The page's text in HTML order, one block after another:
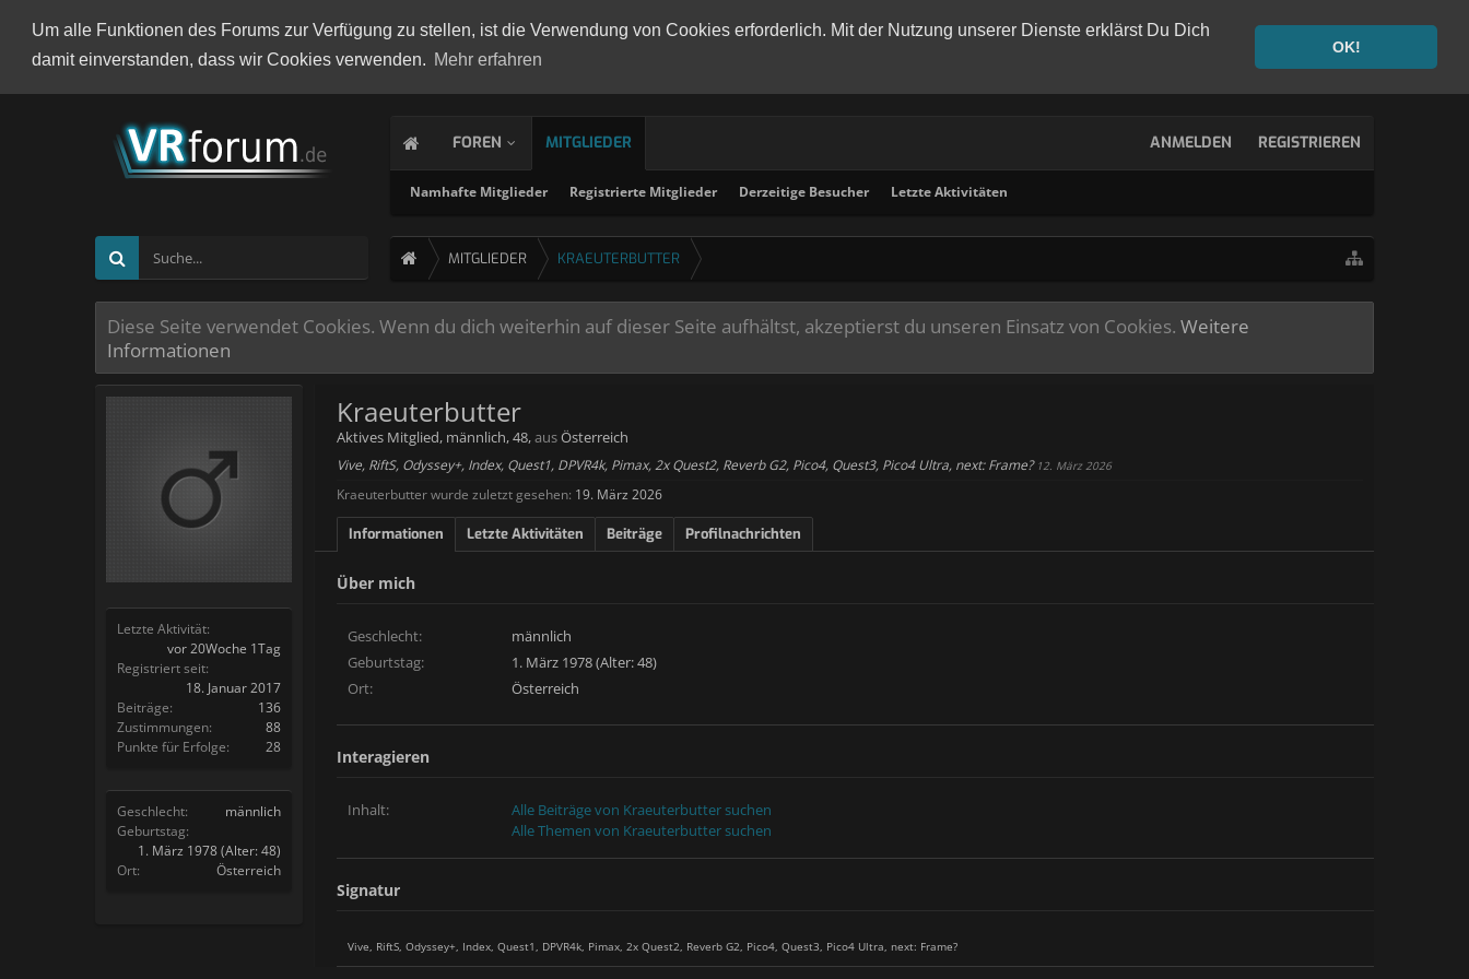
Um alle Funktionen des Forums zur Verfügung zu stellen, ist die Verwendung von Cookies erforderlich. Mit der Nutzung unserer Dienste erklärst Du Dich
damit einverstanden, dass wir Cookies verwenden. Mehr erfahren
OK!
FOREN MITGLIEDER
Namhafte Mitglieder Registrierte Mitglieder Derzeitige Besucher Letzte Aktivitäten
ANMELDEN REGISTRIEREN
MITGLIEDER KRAEUTERBUTTER
Diese Seite verwendet Cookies. Wenn du dich weiterhin auf dieser Seite aufhältst, akzeptierst du unseren Einsatz von Cookies. Weitere
Informationen
Letzte Aktivität:
vor 20Woche 1Tag
Registriert seit:
18. Januar 2017
Beiträge:
136
Zustimmungen:
88
Punkte für Erfolge:
28
Geschlecht:
männlich
Geburtstag:
1. März 1978(Alter: 48)
Ort:
Österreich
Kraeuterbutter
Aktives Mitglied, männlich, 48,ausÖsterreich
Vive, RiftS, Odyssey+, Index, Quest1, DPVR4k, Pimax, 2x Quest2, Reverb G2, Pico4, Quest3, Pico4 Ultra, next: Frame? 12. März 2026
Kraeuterbutter wurde zuletzt gesehen: 19. März 2026
Informationen Letzte Aktivitäten Beiträge Profilnachrichten
Über mich
Geschlecht:
männlich
Geburtstag:
1. März 1978 (Alter: 48)
Ort:
Österreich
Interagieren
Inhalt:
Alle Beiträge von Kraeuterbutter suchen
Alle Themen von Kraeuterbutter suchen
Signatur
Vive, RiftS, Odyssey+, Index, Quest1, DPVR4k, Pimax, 2x Quest2, Reverb G2, Pico4, Quest3, Pico4 Ultra, next: Frame?